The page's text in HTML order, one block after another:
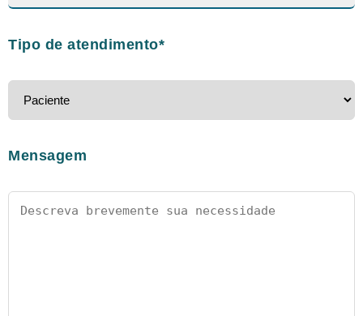
Tipo de atendimento*
Mensagem